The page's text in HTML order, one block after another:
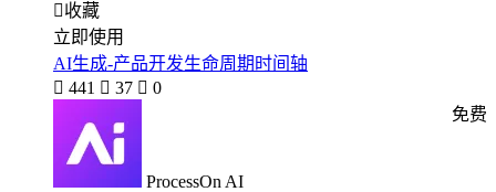
收藏
立即使用
AI生成-产品开发生命周期时间轴
 441  37  0
ProcessOn AI
免费